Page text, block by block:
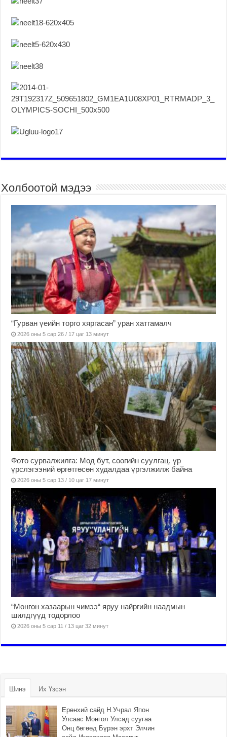
Холбоотой мэдээ
“Гурван үеийн торго хяргасан” уран хатгамалч
2026 оны 5 сар 26 / 17 цаг 13 минут
Фото сурвалжилга: Мод бут, сөөгийн суулгац, үр
үрслэгээний өргөтгөсөн худалдаа үргэлжилж байна
2026 оны 5 сар 13 / 10 цаг 17 минут
“Мөнгөн хазаарын чимээ“ яруу найргийн наадмын
шилдгүүд тодорлоо
2026 оны 5 сар 11 / 13 цаг 32 минут
Шинэ Их Үзсэн
Ерөнхий сайд Н.Учрал Япон
Улсаас Монгол Улсад суугаа
Онц бөгөөд Бүрэн эрхт Элчин